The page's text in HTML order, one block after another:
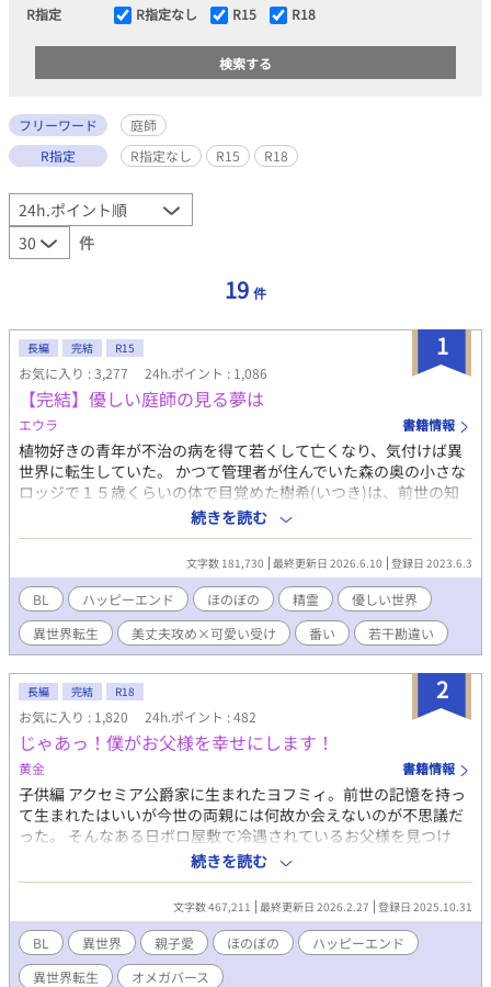
R指定 R指定なし R15 R18
フリーワード
庭師
R指定
R指定なし R15 R18
件
19 件
1
長編 完結 R15
お気に入り : 3,277 24h.ポイント : 1,086
【完結】優しい庭師の見る夢は
エウラ 書籍情報
植物好きの青年が不治の病を得て若くして亡くなり、気付けば異
世界に転生していた。 かつて管理者が住んでいた森の奥の小さな
ロッジで１５歳くらいの体で目覚めた樹希(いつき)は、前世の知
識と森の精霊達の協力で森の木々や花の世話をしながら一人暮ら
しを満喫していくのだが･･･。 ※主人公総受けではありません。
精霊達は単なる家族・友人・保護者的な位置づけです。お互いが
そういう認識です。 基本的にほのぼのした話になると思います。
息抜きです。不定期更新。 ※タグには入れてませんが、女性もい
ます。 魔法や魔法薬で同性同士でも子供が出来るというふんわり
設定。 ※10万字いっても終わらないので、一応、長編に切り替え
ます。 お付き合い下さいませ。 ※だいぶ時間が空きましたが、無
事に【完結】しました。読んでくださってありがとうございま
す。
続きを読む
文字数 181,730 最終更新日 2026.6.10 登録日 2023.6.3
BL ハッピーエンド ほのぼの 精霊
優しい世界
異世界転生
美丈夫攻め×可愛い受け 番い 若干勘違い
2
長編 完結 R18
お気に入り : 1,820 24h.ポイント : 482
じゃあっ！僕がお父様を幸せにします！
黄金 書籍情報
子供編 アクセミア公爵家に生まれたヨフミィ。前世の記憶を持っ
て生まれたはいいが今世の両親には何故か会えないのが不思議だ
った。 そんなある日ボロ屋敷で冷遇されているお父様を見つけ
る。 なんてことっ！だったら僕がお父様を幸せにしてみせる！！
大人編 自分が転生したのは駄女神様の所為だった！ 駄女神様の神
様ルールで死んだことにならなければならなくなったヨフミィ。
平民庭師のヨフとして、弟ヘミィネの番をつけらなきゃ！じゃな
いと大変なことに！ ※しおり、コメント、エールお気に入り、有
難うございます！
続きを読む
文字数 467,211 最終更新日 2026.2.27 登録日 2025.10.31
BL 異世界 親子愛 ほのぼの
ハッピーエンド
異世界転生
オメガバース